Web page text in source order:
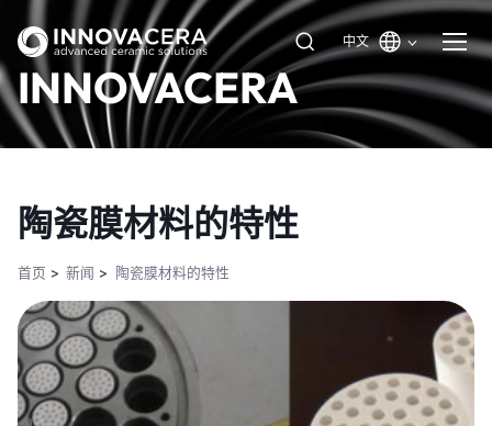
中文
INNOVACERA
陶瓷膜材料的特性
首页 新闻 陶瓷膜材料的特性